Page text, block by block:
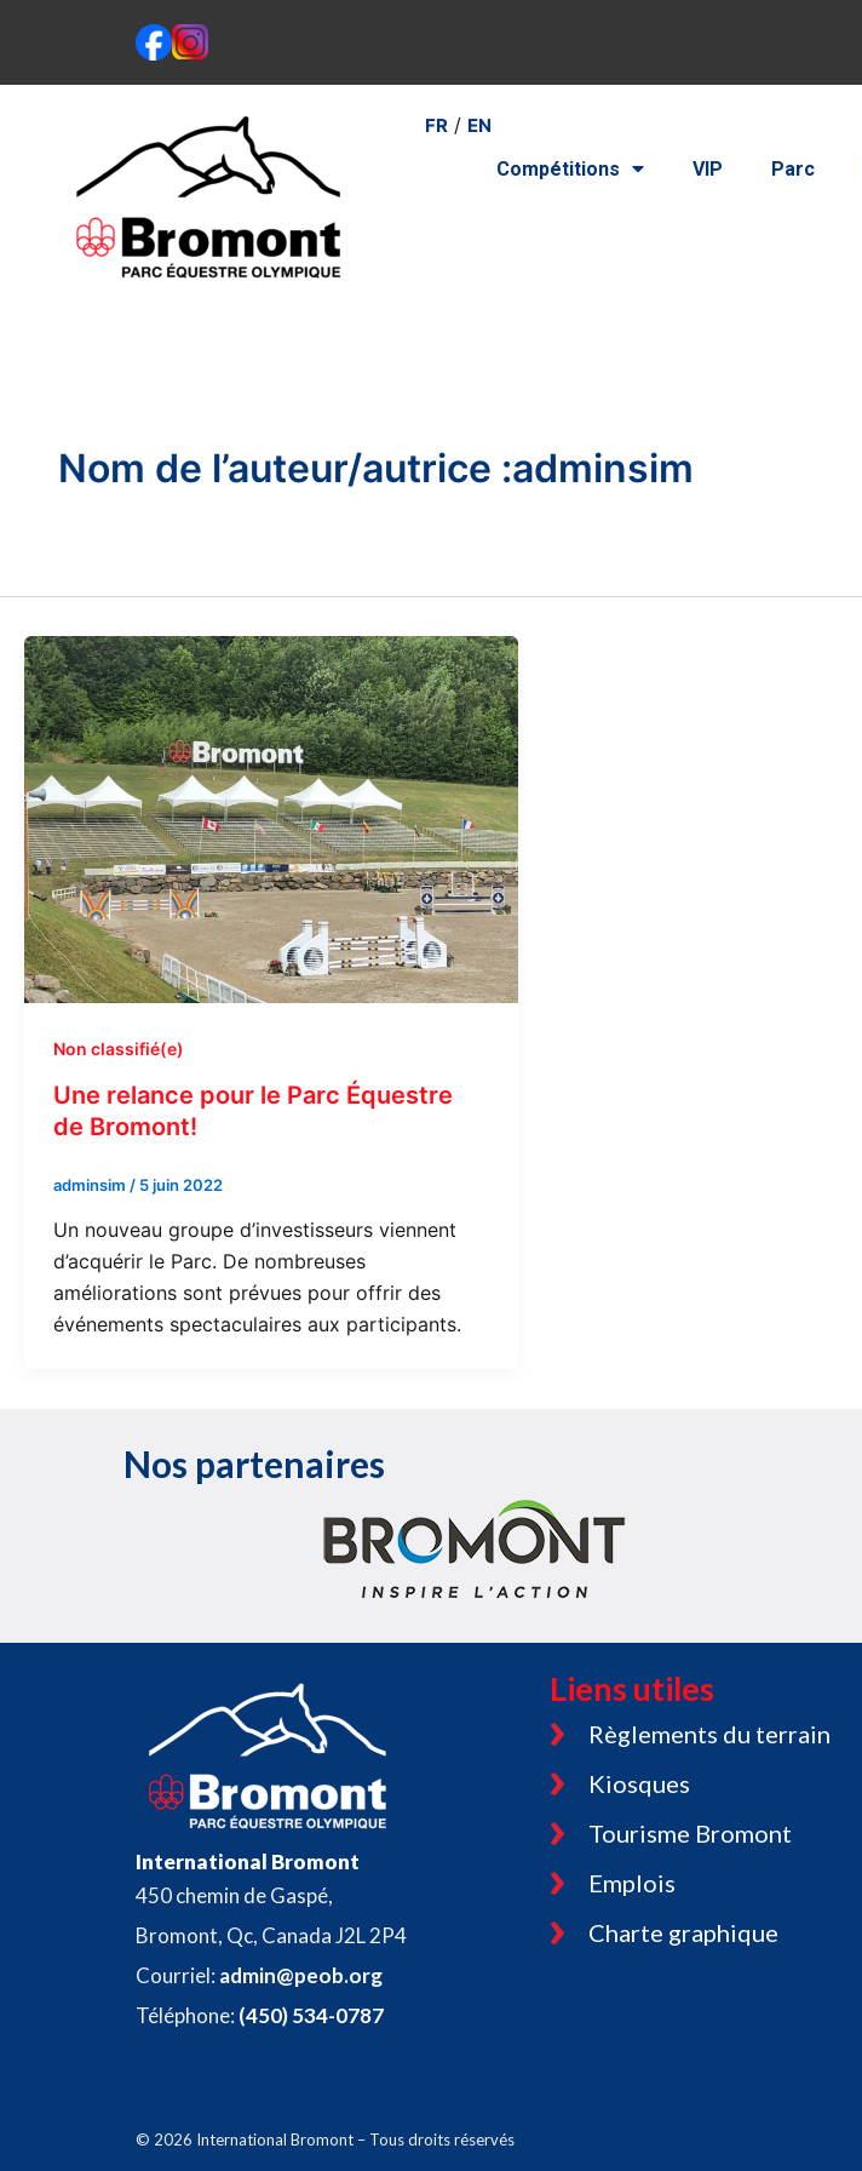
FR / EN
Compétitions
VIP Parc
Nom de l’auteur/autrice :adminsim
Non classifié(e)
Une relance pour le Parc Équestre
de Bromont!
adminsim / 5 juin 2022
Un nouveau groupe d’investisseurs viennent
d’acquérir le Parc. De nombreuses
améliorations sont prévues pour offrir des
événements spectaculaires aux participants.
Nos partenaires
International Bromont
450 chemin de Gaspé,
Bromont, Qc, Canada J2L 2P4
Courriel: admin@peob.org
Téléphone: (450) 534-0787
Liens utiles
Règlements du terrain
Kiosques
Tourisme Bromont
Emplois
Charte graphique
© 2026 International Bromont – Tous droits réservés